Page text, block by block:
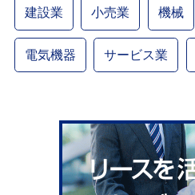
建設業 小売業 機械
電気機器 サービス業